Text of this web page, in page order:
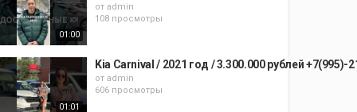
01:00
от admin
108 просмотры
01:01
Kia Carnival / 2021 год / 3.300.000 рублей
от admin
606 просмотры